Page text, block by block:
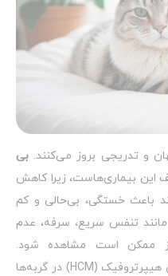
و تدریجی بروز می‌کنند. بی‌
این بیماری‌هاست، زیرا کاهش
باعث خستگی، بی‌حالی و کم
تنفس سریع، سرفه، عدم
ممکن است مشاهده شود.
بیماری‌های قلبی مانند کاردیومیوپاتی هیپرتروفیک (HCM) در گربه‌ها